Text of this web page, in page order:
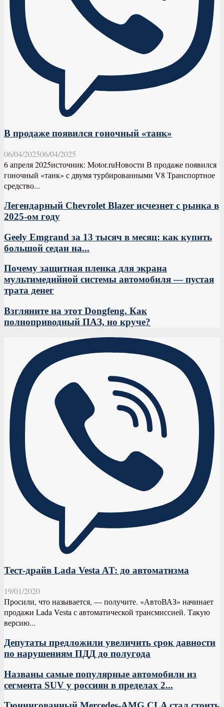
В продаже появился гоночный «танк»
06/04/202506/04/2025
6 апреля 2025источник: Motor.ruНовости В продаже появился
гоночный «танк» с двумя турбированными V8 Транспортное
средство...
Легендарный Chevrolet Blazer исчезнет с рынка в
2025-ом году
Geely Emgrand за 13 тысяч в месяц: как купить
большой седан на...
Почему защитная пленка для экрана
мультимедийной системы автомобиля — пустая
трата денег
Взгляните на этот Dongfeng. Как
полноприводный ПАЗ, но круче?
Тест-драйв Lada Vesta AT: до автоматизма
19/01/2020
Просили, что называется, — получите. «АвтоВАЗ» начинает
продажи Lada Vesta с автоматической трансмиссией. Такую
версию...
Депутаты предложили увеличить срок давности
по нарушениям ПДД до полугода
Названы самые популярные автомобили из
сегмента SUV у россиян в пределах 2...